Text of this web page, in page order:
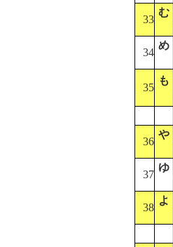
33
む
34
め
35
も
36
や
37
ゆ
38
よ